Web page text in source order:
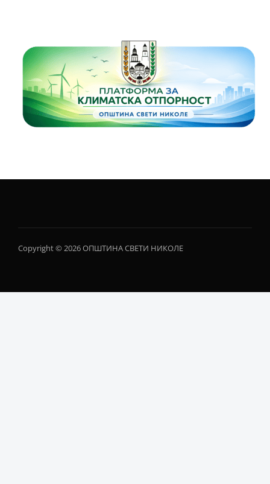
Copyright © 2026 ОПШТИНА СВЕТИ НИКОЛЕ